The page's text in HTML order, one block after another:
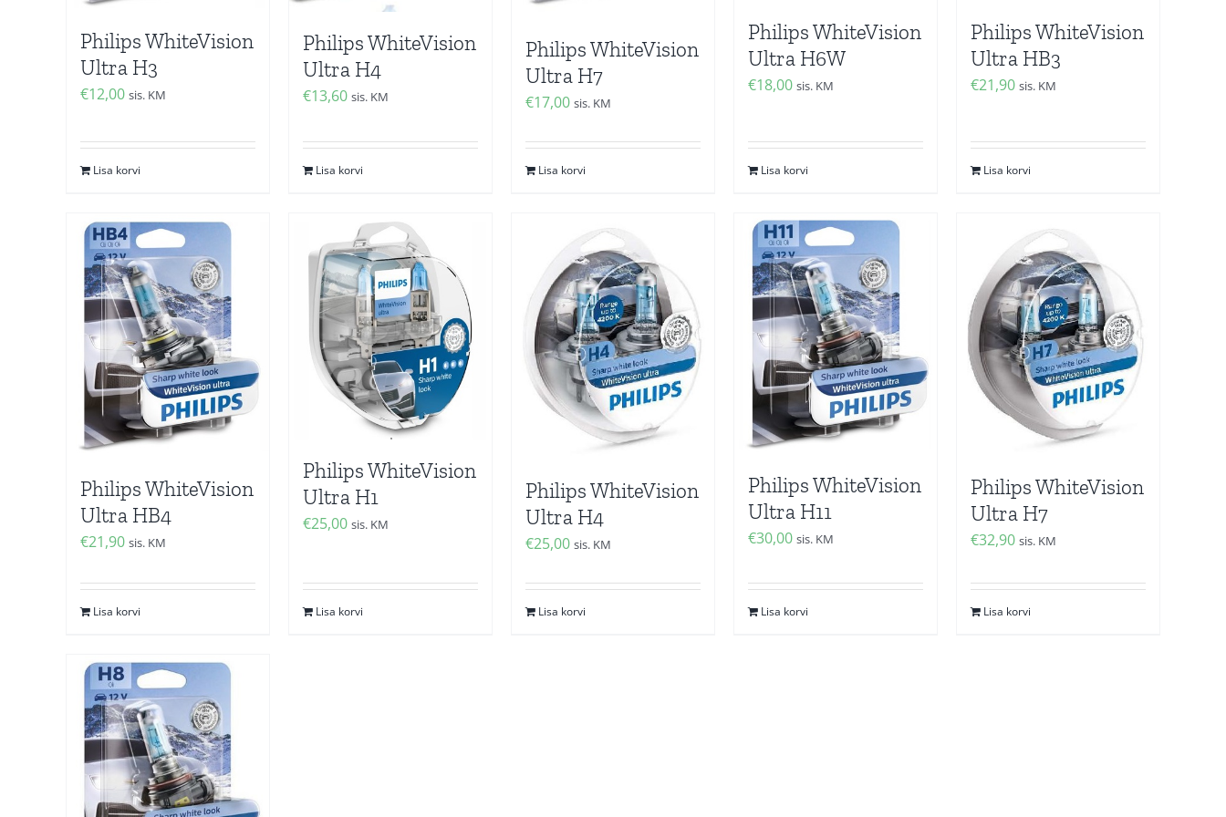
Philips WhiteVision
Ultra H3
€12,00 sis. KM
Lisa korvi
Philips WhiteVision
Ultra H4
€13,60 sis. KM
Lisa korvi
Philips WhiteVision
Ultra H7
€17,00 sis. KM
Lisa korvi
Philips WhiteVision
Ultra H6W
€18,00 sis. KM
Lisa korvi
Philips WhiteVision
Ultra HB3
€21,90 sis. KM
Lisa korvi
Philips WhiteVision
Ultra HB4
€21,90 sis. KM
Lisa korvi
Philips WhiteVision
Ultra H1
€25,00 sis. KM
Lisa korvi
Philips WhiteVision
Ultra H4
€25,00 sis. KM
Lisa korvi
Philips WhiteVision
Ultra H11
€30,00 sis. KM
Lisa korvi
Philips WhiteVision
Ultra H7
€32,90 sis. KM
Lisa korvi